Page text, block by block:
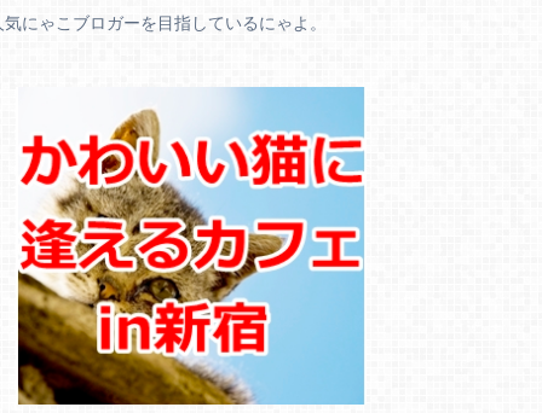
気にゃこブロガーを目指しているにゃよ。